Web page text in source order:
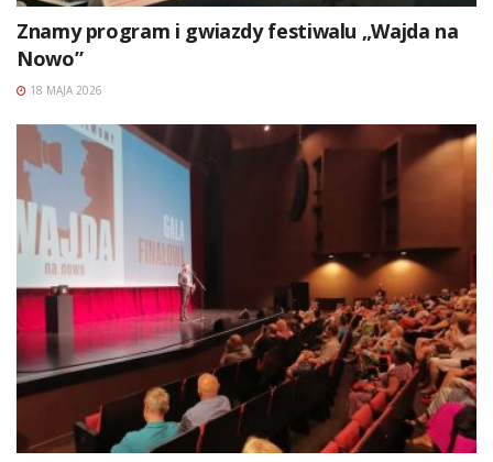
Znamy program i gwiazdy festiwalu „Wajda na
Nowo”
18 MAJA 2026